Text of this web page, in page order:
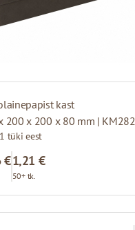
kast
200 x 200 x 80 mm | KM282
tüki eest
€1,21 €
50+ tk.